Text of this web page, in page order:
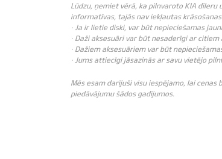
Lūdzu, ņemiet vērā, ka pilnvaroto KIA
informatīvas, tajās nav iekļautas
· Ja ir lietie diski, var būt nepieciešamas
· Daži aksesuāri var būt nesaderīgi ar
· Dažiem aksesuāriem var būt
· Jums attiecīgi jāsazinās ar savu vietējo
Mēs esam darījuši visu iespējamo, lai
piedāvājumu šādos gadījumos.